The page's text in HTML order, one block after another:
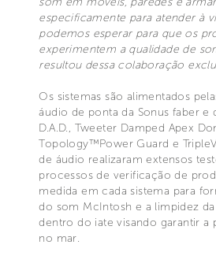
especificamente para atender à
podemos esperar para que os
experimentem a qualidade de
resultou dessa colaboração
Os sistemas são alimentados
áudio de ponta da Sonus faber e
D.A.D., Tweeter Damped Apex
Topology™Power Guard e
de áudio realizaram extensos
processos de verificação de
medida em cada sistema para
do som McIntosh e a limpidez
dentro do iate visando garantir a
no mar.